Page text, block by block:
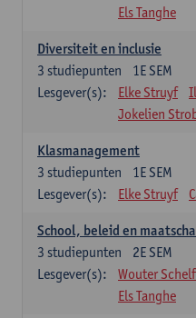
Els Tanghe
Diversiteit en inclusie
1E SEM
3 studiepunten
Lesgever(s):
Elke Struyf
Jokelien
Klasmanagement
1E SEM
3 studiepunten
Lesgever(s):
Elke Struyf
School, beleid en
2E SEM
3 studiepunten
Lesgever(s):
Wouter
Els Tanghe